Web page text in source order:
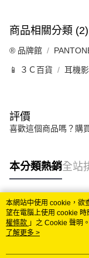
商品相關分類 (2)
®️ 品牌館
📱 ３Ｃ百貨 耳機
評價
喜歡這個商品嗎？購
本分類熱銷全站
熱門標籤
本網站中使用 cookie，欲
望在電腦上使用 cookie
權條款 」之 Cookie 聲明
用條款之 Cookie 聲明使用
了解更多 >